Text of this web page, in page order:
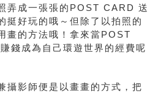
弄成一張張的POST CARD 送
挺好玩的哦～但除了以拍照的
畫的方法哦！拿來當POST
錢成為自己環遊世界的經費呢
攝影師便是以畫畫的方式，把